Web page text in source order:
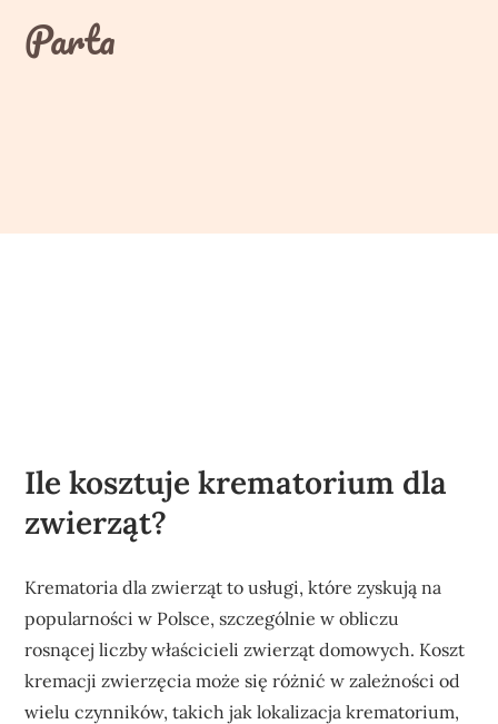
contentParta
Ile kosztuje krematorium dla
zwierząt?
Krematoria dla zwierząt to usługi, które zyskują na
popularności w Polsce, szczególnie w obliczu
rosnącej liczby właścicieli zwierząt domowych. Koszt
kremacji zwierzęcia może się różnić w zależności od
wielu czynników, takich jak lokalizacja krematorium,